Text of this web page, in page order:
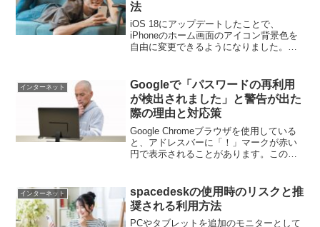
法
iOS 18にアップデートしたことで、
iPhoneのホーム画面のアイコン背景色を
自由に変更できるようになりました。で
す。これは、アップデート時にダークモ
ードが自動的に有効...
インターネット
Googleで「パスワードの再利用
が検出されました」と警告が出た
際の理由と対応策
Google Chromeブラウザを使用している
と、アドレスバーに「！」マークが赤い
円で表示されることがあります。このア
が表示されます。この警告の意味とは何
でしょうか？...
インターネット
spacedeskの使用時のリスクと推
奨される利用方法
PCやタブレットを追加のモニターとして